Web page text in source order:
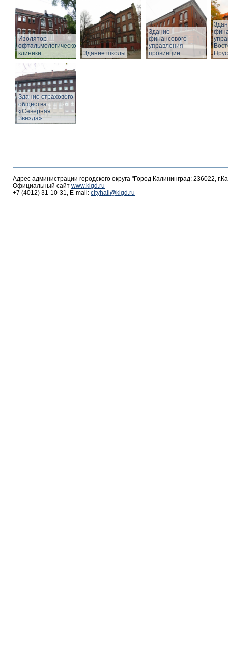
Изолятор
офтальмологической
клиники
Здание школы
Здание
финансового
управления
провинции
Здание страхового
общества
«Северная
Звезда»
Адрес администрации городского округа "Город Калининград: 236022,
Официальный сайт www.klgd.ru
+7 (4012) 31-10-31, E-mail: cityhall@klgd.ru